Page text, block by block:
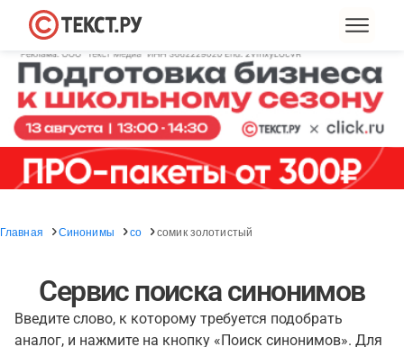
Главная Синонимы со сомик золотистый
Сервис поиска синонимов
Введите слово, к которому требуется подобрать
аналог, и нажмите на кнопку «Поиск синонимов». Для